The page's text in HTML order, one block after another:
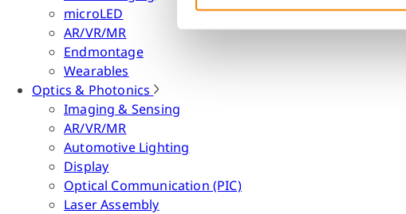
microLED
AR/VR/MR
Endmontage
Wearables
Optics & Photonics
Imaging & Sensing
AR/VR/MR
Automotive Lighting
Display
Optical Communication (PIC)
Laser Assembly